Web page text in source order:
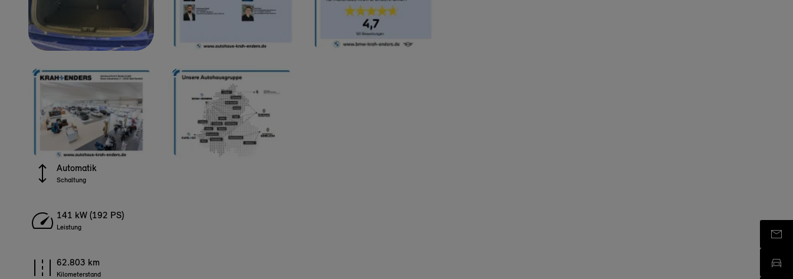
Automatik
Schaltung
141 kW (192 PS)
Leistung
62.803 km
Kilometerstand